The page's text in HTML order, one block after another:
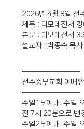
2026년 4월 8일 전
제목 : 디모데전서
본문 : 디모데전서
설교자 : 박종숙 목사
——————————
전주중부교회 예배
——————————
주일1부예배: 주일
전 7시 20분으로 변
주일2부예배: 주일